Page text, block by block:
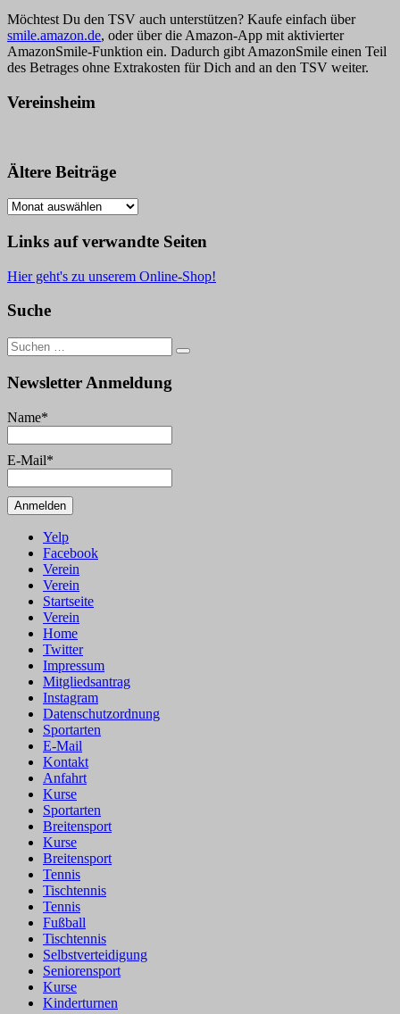
Möchtest Du den TSV auch unterstützen? Kaufe einfach über
smile.amazon.de, oder über die Amazon-App mit aktivierter
AmazonSmile-Funktion ein. Dadurch gibt AmazonSmile einen Teil
des Betrages ohne Extrakosten für Dich and an den TSV weiter.
Vereinsheim
Ältere Beiträge
Ältere
Links auf verwandte Seiten
Hier geht's zu unserem Online-Shop!
Suche
Suche
nach:
Newsletter Anmeldung
Name*
E-Mail*
Yelp
Facebook
Verein
Verein
Startseite
Verein
Home
Twitter
Impressum
Mitgliedsantrag
Instagram
Datenschutzordnung
Sportarten
E-Mail
Kontakt
Anfahrt
Kurse
Sportarten
Breitensport
Kurse
Breitensport
Tennis
Tischtennis
Tennis
Fußball
Tischtennis
Selbstverteidigung
Seniorensport
Kurse
Kinderturnen